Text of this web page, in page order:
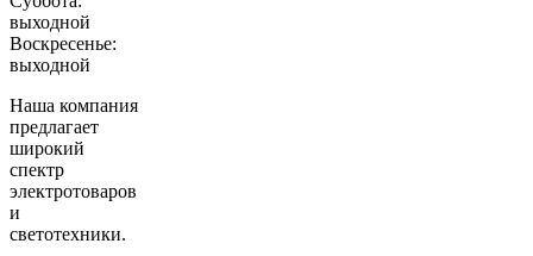
выходной
Воскресенье:
выходной
Наша компания
предлагает
широкий
спектр
электротоваров
и
светотехники.